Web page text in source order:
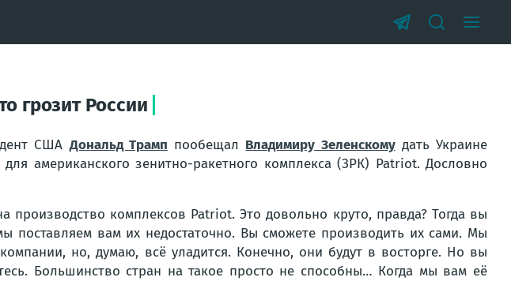
грозит России
СШАДональд Трамп пообещал Владимиру Зеленскомудать Украине
американского зенитно-ракетного комплекса (ЗРК) Patriot. Дословно
комплексов Patriot. Это довольно круто, правда? Тогда вы
поставляем вам их недостаточно. Вы сможете производить их сами. Мы
но, думаю, всё уладится. Конечно, они будут в восторге. Но вы
Большинство стран на такое просто не способны… Когда мы вам её